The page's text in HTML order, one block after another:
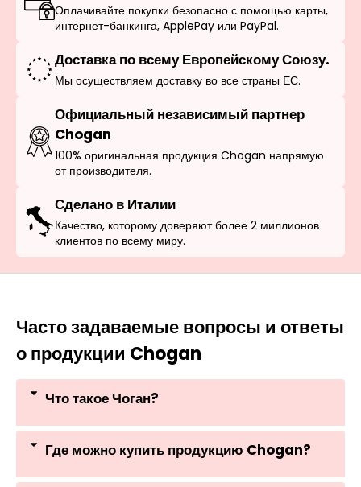
Оплачивайте покупки безопасно с помощью карты,
интернет-банкинга, ApplePay или PayPal.
Доставка по всему Европейскому Союзу.
Мы осуществляем доставку во все страны ЕС.
Официальный независимый партнер
Chogan
100% оригинальная продукция Chogan напрямую
от производителя.
Сделано в Италии
Качество, которому доверяют более 2 миллионов
клиентов по всему миру.
Часто задаваемые вопросы и ответы
о продукции Chogan
Что такое Чоган?
Где можно купить продукцию Chogan?